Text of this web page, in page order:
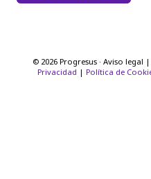
© 2026 Progresus · Aviso legal |
Privacidad | Política de